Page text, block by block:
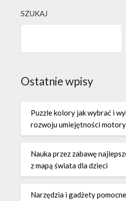
SZUKAJ
Ostatnie wpisy
Puzzle kolory jak wybrać i
rozwoju umiejętności
Nauka przez zabawę
z mapą świata dla dzieci
Narzędzia i gadżety